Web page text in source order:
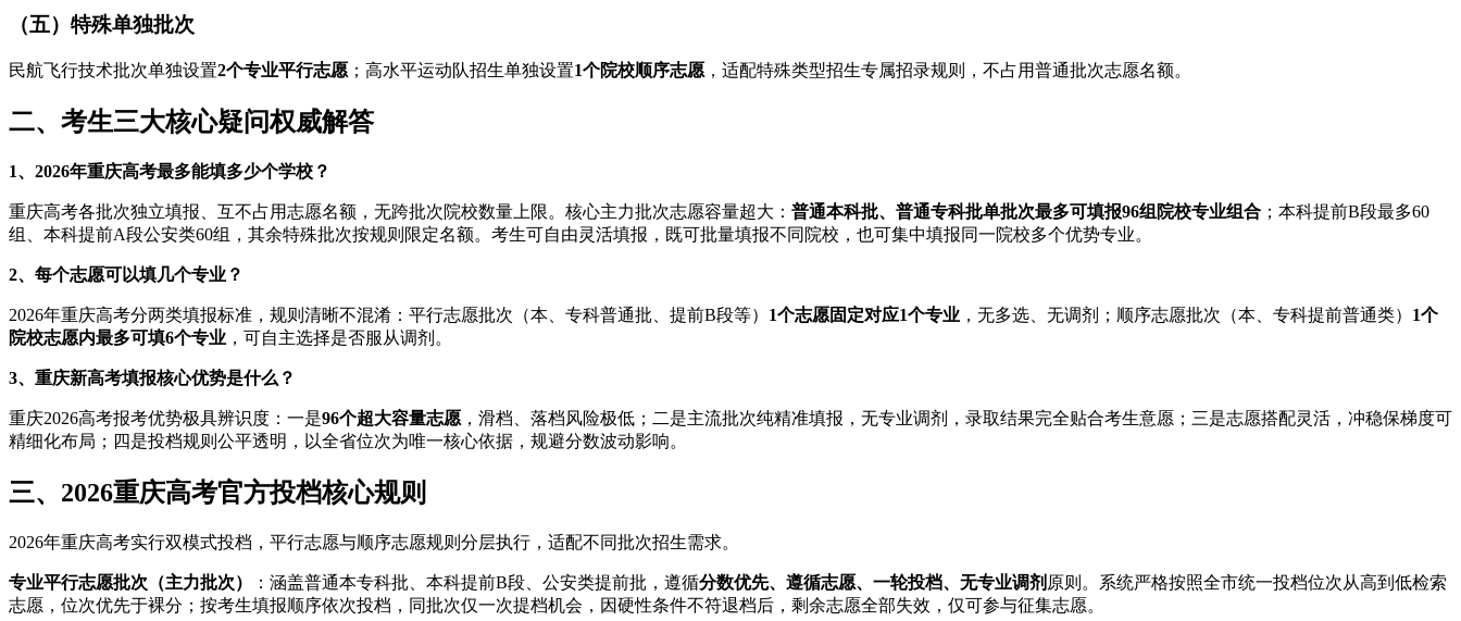
（五）特殊单独批次
民航飞行技术批次单独设置2个专业平行志愿 ；高水平运动队招生单独设置1个院校顺序志愿 ，适配特殊类型招生专属招录规则，不占用普通批次志愿名额。
二、考生三大核心疑问权威解答
1、2026年重庆高考最多能填多少个学校？
重庆高考各批次独立填报、互不占用志愿名额，无跨批次院校数量上限。核心主力批次志愿容量超大： 普通本科批、普通专科批单批次最多可填报96组院校专业组合 ；本科提前B段最多60
组、本科提前A段公安类60组，其余特殊批次按规则限定名额。考生可自由灵活填报，既可批量填报不同院校，也可集中填报同一院校多个优势专业。
2、每个志愿可以填几个专业？
2026年重庆高考分两类填报标准，规则清晰不混淆：平行志愿批次（本、专科普通批、提前B段等） 1个志愿固定对应1个专业 ，无多选、无调剂；顺序志愿批次（本、专科提前普通类） 1个
院校志愿内最多可填6个专业 ，可自主选择是否服从调剂。
3、重庆新高考填报核心优势是什么？
重庆2026高考报考优势极具辨识度：一是96个超大容量志愿 ，滑档、落档风险极低；二是主流批次纯精准填报，无专业调剂，录取结果完全贴合考生意愿；三是志愿搭配灵活，冲稳保梯度可
精细化布局；四是投档规则公平透明，以全省位次为唯一核心依据，规避分数波动影响。
三、2026重庆高考官方投档核心规则
2026年重庆高考实行双模式投档，平行志愿与顺序志愿规则分层执行，适配不同批次招生需求。
专业平行志愿批次（主力批次） ：涵盖普通本专科批、本科提前B段、公安类提前批，遵循分数优先、遵循志愿、一轮投档、无专业调剂 原则。系统严格按照全市统一投档位次从高到低检索
志愿，位次优先于裸分；按考生填报顺序依次投档，同批次仅一次提档机会，因硬性条件不符退档后，剩余志愿全部失效，仅可参与征集志愿。